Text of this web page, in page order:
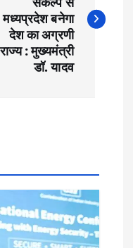
मध्यप्रदेश बनेगा
देश का अग्रणी
राज्य : मुख्यमंत्री
डॉ. यादव